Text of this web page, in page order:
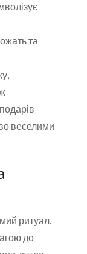
та
веселими
ритуал.
до